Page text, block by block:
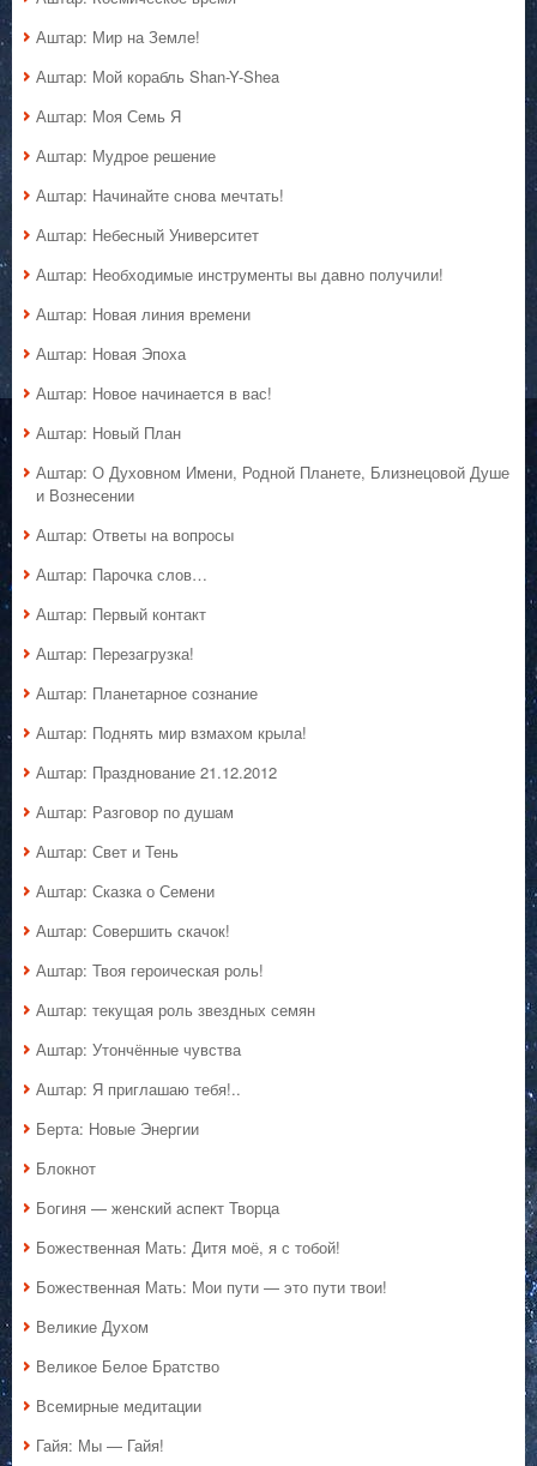
Аштар: Мир на Земле!
Аштар: Мой корабль Shan-Y-Shea
Аштар: Моя Семь Я
Аштар: Мудрое решение
Аштар: Начинайте снова мечтать!
Аштар: Небесный Университет
Аштар: Необходимые инструменты вы давно получили!
Аштар: Новая линия времени
Аштар: Новая Эпоха
Аштар: Новое начинается в вас!
Аштар: Новый План
Аштар: О Духовном Имени, Родной Планете, Близнецовой Душе
и Вознесении
Аштар: Ответы на вопросы
Аштар: Парочка слов…
Аштар: Первый контакт
Аштар: Перезагрузка!
Аштар: Планетарное сознание
Аштар: Поднять мир взмахом крыла!
Аштар: Празднование 21.12.2012
Аштар: Разговор по душам
Аштар: Свет и Тень
Аштар: Сказка о Семени
Аштар: Совершить скачок!
Аштар: Твоя героическая роль!
Аштар: текущая роль звездных семян
Аштар: Утончённые чувства
Аштар: Я приглашаю тебя!..
Берта: Новые Энергии
Блокнот
Богиня — женский аспект Творца
Божественная Мать: Дитя моё, я с тобой!
Божественная Мать: Мои пути — это пути твои!
Великие Духом
Великое Белое Братство
Всемирные медитации
Гайя: Мы — Гайя!